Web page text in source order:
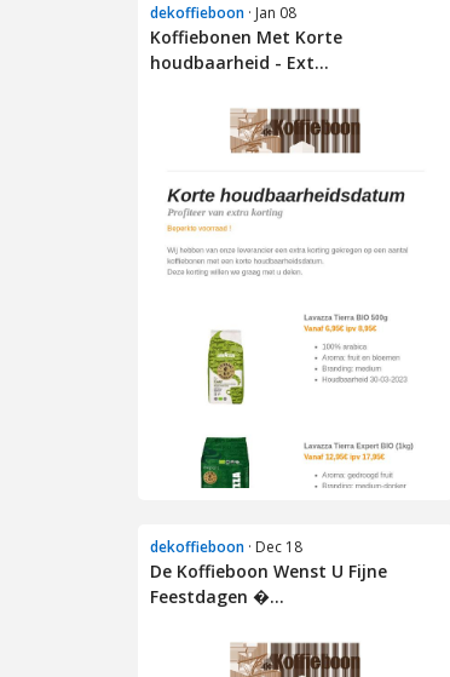
dekoffieboon · Jan 08
Koffiebonen Met Korte
houdbaarheid - Ext...
dekoffieboon · Dec 18
De Koffieboon Wenst U Fijne
Feestdagen �...